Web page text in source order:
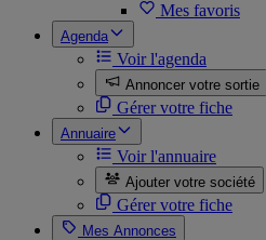
Mes favoris
Agenda
Voir l'agenda
Annoncer votre sortie
Gérer votre fiche
Annuaire
Voir l'annuaire
Ajouter votre société
Gérer votre fiche
Mes Annonces